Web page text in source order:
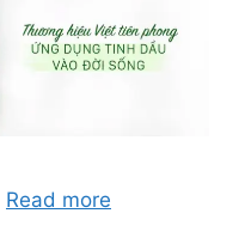
Read more